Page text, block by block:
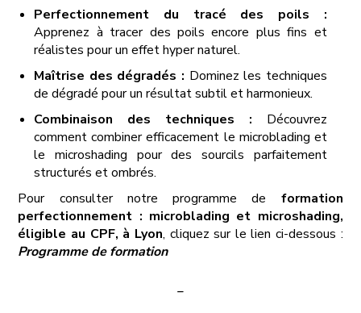
Perfectionnement du tracé des poils :
Apprenez à tracer des poils encore plus fins et
réalistes pour un effet hyper naturel.
Maîtrise des dégradés : Dominez les techniques
de dégradé pour un résultat subtil et harmonieux.
Combinaison des techniques : Découvrez
comment combiner efficacement le microblading et
le microshading pour des sourcils parfaitement
structurés et ombrés.
Pour consulter notre programme de formation
perfectionnement : microblading et microshading,
éligible au CPF, à Lyon, cliquez sur le lien ci-dessous :
Programme de formation
_